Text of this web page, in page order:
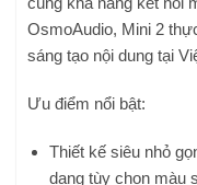
OsmoAudio, Mini 2
sáng tạo nội dung tại
Ưu điểm nổi bật:
Thiết kế siêu nhỏ
dạng tùy chọn màu